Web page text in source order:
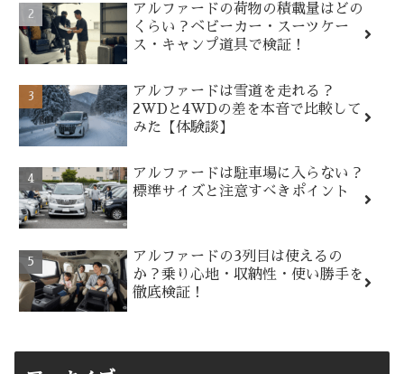
アルファードの荷物の積載量はどの
くらい？ベビーカー・スーツケー
ス・キャンプ道具で検証！
アルファードは雪道を走れる？
2WDと4WDの差を本音で比較して
みた【体験談】
アルファードは駐車場に入らない？
標準サイズと注意すべきポイント
アルファードの3列目は使えるの
か？乗り心地・収納性・使い勝手を
徹底検証！